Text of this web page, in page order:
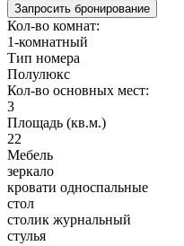
Запросить бронирование
Кол-во комнат:
1-комнатный
Тип номера
Полулюкс
Кол-во основных мест:
3
Площадь (кв.м.)
22
Мебель
зеркало
кровати односпальные
стол
столик журнальный
стулья